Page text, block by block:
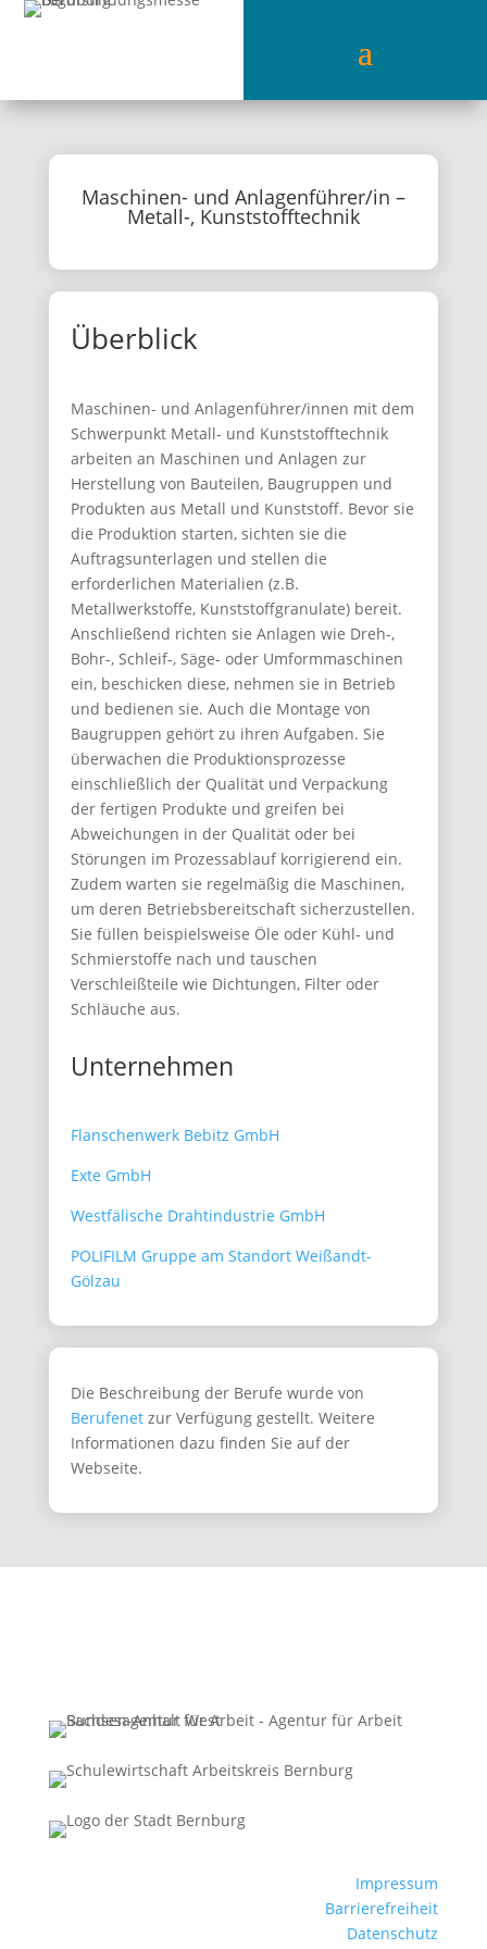
Maschinen- und Anlagenführer/in –
Metall-, Kunststofftechnik
Überblick
Maschinen- und Anlagenführer/innen mit dem
Schwerpunkt Metall- und Kunststofftechnik
arbeiten an Maschinen und Anlagen zur
Herstellung von Bauteilen, Baugruppen und
Produkten aus Metall und Kunststoff. Bevor sie
die Produktion starten, sichten sie die
Auftragsunterlagen und stellen die
erforderlichen Materialien (z.B.
Metallwerkstoffe, Kunststoffgranulate) bereit.
Anschließend richten sie Anlagen wie Dreh-,
Bohr-, Schleif-, Säge- oder Umformmaschinen
ein, beschicken diese, nehmen sie in Betrieb
und bedienen sie. Auch die Montage von
Baugruppen gehört zu ihren Aufgaben. Sie
überwachen die Produktionsprozesse
einschließlich der Qualität und Verpackung
der fertigen Produkte und greifen bei
Abweichungen in der Qualität oder bei
Störungen im Prozessablauf korrigierend ein.
Zudem warten sie regelmäßig die Maschinen,
um deren Betriebsbereitschaft sicherzustellen.
Sie füllen beispielsweise Öle oder Kühl- und
Schmierstoffe nach und tauschen
Verschleißteile wie Dichtungen, Filter oder
Schläuche aus.
Unternehmen
Flanschenwerk Bebitz GmbH
Exte GmbH
Westfälische Drahtindustrie GmbH
POLIFILM Gruppe am Standort Weißandt-
Gölzau
Die Beschreibung der Berufe wurde von
Berufenetzur Verfügung gestellt. Weitere
Informationen dazu finden Sie auf der
Webseite.
Impressum
Barrierefreiheit
Datenschutz